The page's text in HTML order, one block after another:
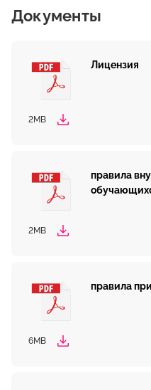
Документы
Лицензия
2MB
правила
2MB
правила
6MB